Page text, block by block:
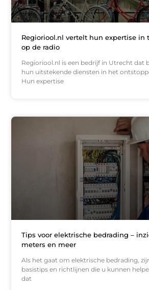
Regioriool.nl vertelt hun expertise in
op de radio
Regioriool.nl is een bedrijf in Utrecht dat
hun uitstekende diensten in het
Hun expertise
Tips voor elektrische bedrading –
meters en meer
Als het gaat om elektrische bedrading,
basistips en richtlijnen die u kunnen
dat